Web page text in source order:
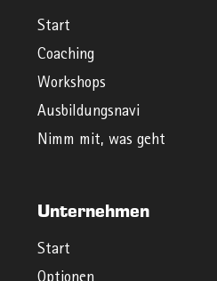
Start
Coaching
Workshops
Ausbildungsnavi
Nimm mit, was geht
Unternehmen
Start